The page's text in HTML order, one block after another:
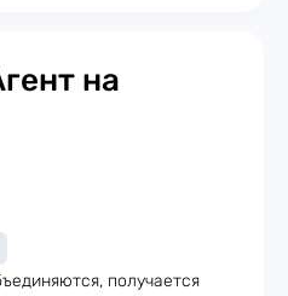
на
получается